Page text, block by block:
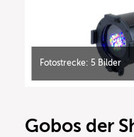
Fotostrecke: 5 Bilder
Gobos der